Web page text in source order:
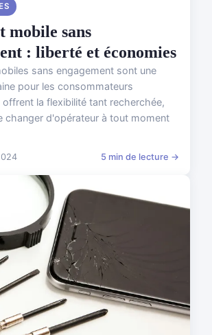
mobile sans
: liberté et économies
sans engagement sont une
pour les consommateurs
offrent la flexibilité tant recherchée,
changer d'opérateur à tout moment
5 min de lecture →